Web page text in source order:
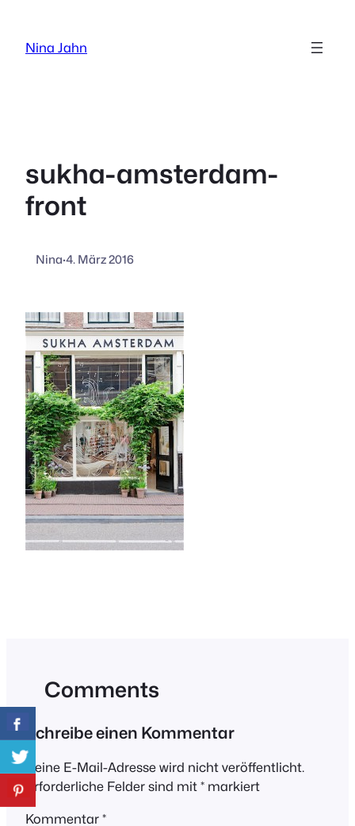
springen
Nina Jahn
sukha-amsterdam-
front
Nina·4. März 2016
Comments
Schreibe einen Kommentar
Deine E-Mail-Adresse wird nicht veröffentlicht.
Erforderliche Felder sind mit * markiert
Kommentar *